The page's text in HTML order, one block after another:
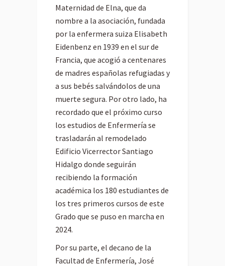
Maternidad de Elna, que da
nombre a la asociación, fundada
por la enfermera suiza Elisabeth
Eidenbenz en 1939 en el sur de
Francia, que acogió a centenares
de madres españolas refugiadas y
a sus bebés salvándolos de una
muerte segura. Por otro lado, ha
recordado que el próximo curso
los estudios de Enfermería se
trasladarán al remodelado
Edificio Vicerrector Santiago
Hidalgo donde seguirán
recibiendo la formación
académica los 180 estudiantes de
los tres primeros cursos de este
Grado que se puso en marcha en
2024.
Por su parte, el decano de la
Facultad de Enfermería, José